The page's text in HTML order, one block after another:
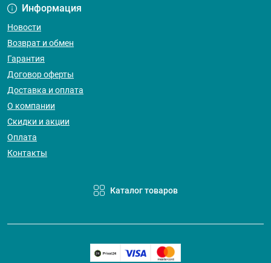
Информация
Новости
Возврат и обмен
Гарантия
Договор оферты
Доставка и оплата
О компании
Скидки и акции
Оплата
Контакты
Каталог товаров